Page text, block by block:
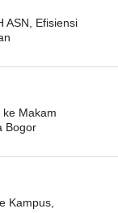
ASN, Efisiensi
Makam
Bogor
Kampus,